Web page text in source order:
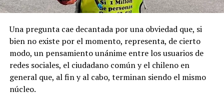
Una pregunta cae decantada por una obviedad que, si
bien no existe por el momento, representa, de cierto
modo, un pensamiento unánime entre los usuarios de
redes sociales, el ciudadano común y el chileno en
general que, al fin y al cabo, terminan siendo el mismo
núcleo.